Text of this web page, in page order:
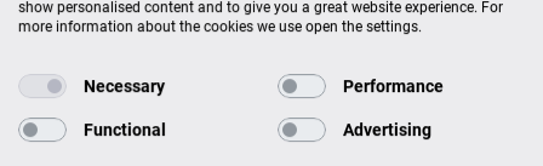
LEITER CENTRUM & KLAVIERBAUER
show personalised content and to give you a great website experience. For
more information about the cookies we use open the settings.
Necessary Performance
Functional Advertising